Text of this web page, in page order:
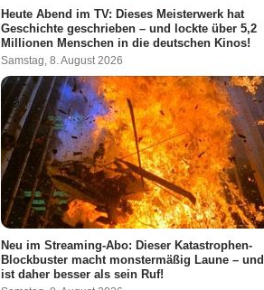
Heute Abend im TV: Dieses Meisterwerk hat
Geschichte geschrieben – und lockte über 5,2
Millionen Menschen in die deutschen Kinos!
Samstag, 8. August 2026
Neu im Streaming-Abo: Dieser Katastrophen-
Blockbuster macht monstermäßig Laune – und
ist daher besser als sein Ruf!